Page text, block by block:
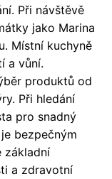
Při návštěvě
jako Marina
Místní kuchyně
a vůní.
produktů od
Při hledání
pro snadný
bezpečným
základní
a zdravotní